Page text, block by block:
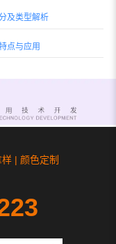
及类型解析
点与应用
| 颜色定制